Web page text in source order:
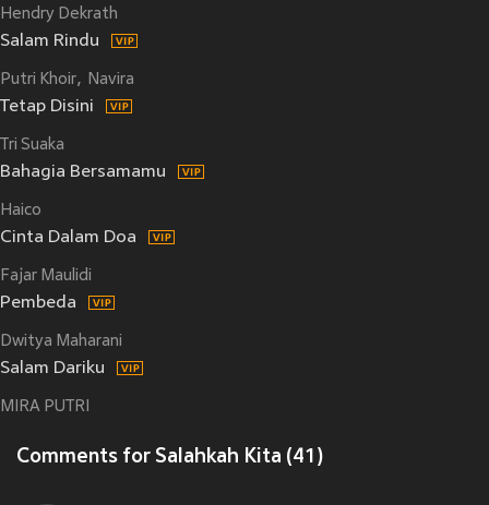
Hendry Dekrath
Salam Rindu
Putri Khoir Navira
Tetap Disini
Tri Suaka
Bahagia Bersamamu
Haico
Cinta Dalam Doa
Fajar Maulidi
Pembeda
Dwitya Maharani
Salam Dariku
MIRA PUTRI
Comments for Salahkah Kita (41)